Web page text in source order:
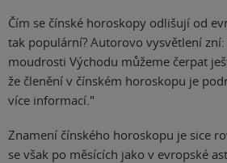
Čím se čínské horoskopy odlišují od
tak populární? Autorovo vysvětlení
moudrosti Východu můžeme čerpat
že členění v čínském horoskopu je
více informací."
Znamení čínského horoskopu je sice
se však po měsících jako v evropské